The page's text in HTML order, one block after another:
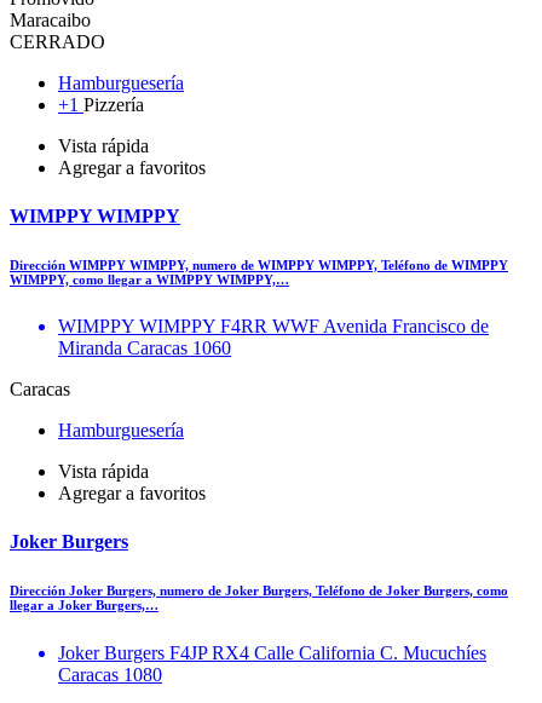
Maracaibo
CERRADO
Hamburguesería
+1 Pizzería
Vista rápida
Agregar a favoritos
WIMPPY WIMPPY
Dirección WIMPPY WIMPPY, numero de WIMPPY WIMPPY, Teléfono de WIMPPY
WIMPPY, como llegar a WIMPPY WIMPPY,…
WIMPPY WIMPPY F4RR WWF Avenida Francisco de
Miranda Caracas 1060
Caracas
Hamburguesería
Vista rápida
Agregar a favoritos
Joker Burgers
Dirección Joker Burgers, numero de Joker Burgers, Teléfono de Joker Burgers, como
llegar a Joker Burgers,…
Joker Burgers F4JP RX4 Calle California C. Mucuchíes
Caracas 1080